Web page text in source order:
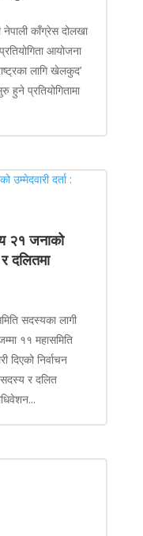
नेपाली काँग्रेस दोलखा
आयोजना
लागि खेलकुद’
हुने प्रतियोगितामा
२१ जनाको
दलितमा
सदस्यका लागी
११ महासमिति
निर्वाचन
र दलित